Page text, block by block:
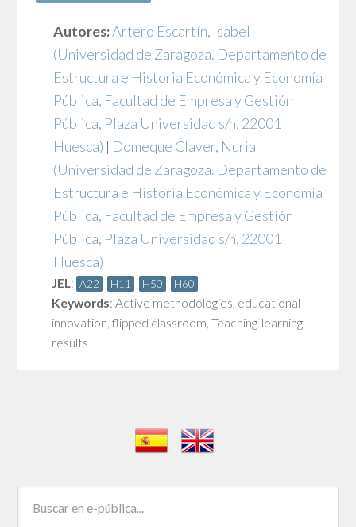
Autores:Artero Escartín, Isabel
(Universidad de Zaragoza. Departamento de
Estructura e Historia Económica y Economía
Pública, Facultad de Empresa y Gestión
Pública, Plaza Universidad s/n, 22001
Huesca) | Domeque Claver, Nuria
(Universidad de Zaragoza. Departamento de
Estructura e Historia Económica y Economía
Pública, Facultad de Empresa y Gestión
Pública, Plaza Universidad s/n, 22001
Huesca)
JEL: A22 H11 H50 H60
Keywords: Active methodologies, educational
innovation, flipped classroom, Teaching-learning
results